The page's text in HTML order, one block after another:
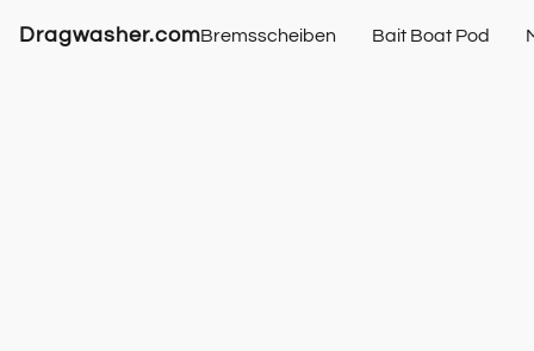
Dragwasher.comBremsscheiben Bait Boat Pod